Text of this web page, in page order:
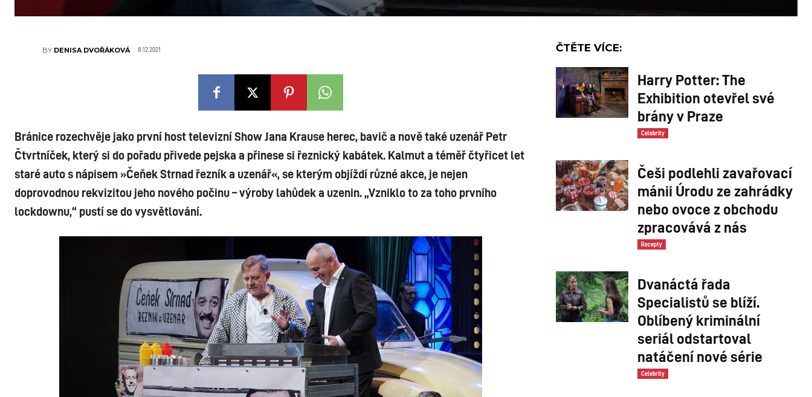
BY DENISA DVOŘÁKOVÁ 8.12.2021
Bránice rozechvěje jako první host televizní Show Jana Krause herec, bavič a nově také uzenář Petr
Čtvrtníček, který si do pořadu přivede pejska a přinese si řeznický kabátek. Kalmut a téměř čtyřicet let
staré auto s nápisem »Čeňek Strnad řezník a uzenář«, se kterým objíždí různé akce, je nejen
doprovodnou rekvizitou jeho nového počinu – výroby lahůdek a uzenin. „Vzniklo to za toho prvního
lockdownu,“ pustí se do vysvětlování.
ČTĚTE VÍCE:
Harry Potter: The
Exhibition otevřel své
brány v Praze
Celebrity
Češi podlehli zavařovací
mánii Úrodu ze zahrádky
nebo ovoce z obchodu
zpracovává z nás
Recepty
Dvanáctá řada
Specialistů se blíží.
Oblíbený kriminální
seriál odstartoval
natáčení nové série
Celebrity